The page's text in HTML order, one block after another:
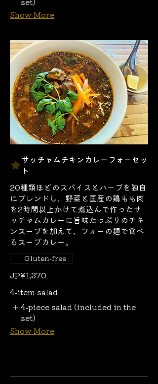
set)
Show More
サッチャムチキンカレーフォーセッ
ト
20種類ほどのスパイスとハーブを独自
にブレンドし、野菜と国産の鶏もも肉
を2時間以上かけて煮込んで作ったサ
ッチャムカレーに旨味たっぷりのチキ
ンスープを加えて、フォーの麺で食べ
るスープカレー。
JP¥1,370
Gluten-free
4-item salad
4-piece salad (included in the
set)
Show More